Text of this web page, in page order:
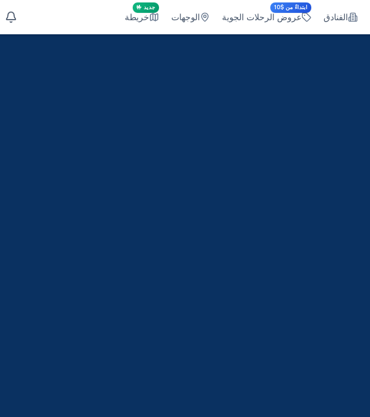
الفنادق
ابتداءً من $10
عروض الرحلات الجوية الوجهات
جديد 🤟
خريطة